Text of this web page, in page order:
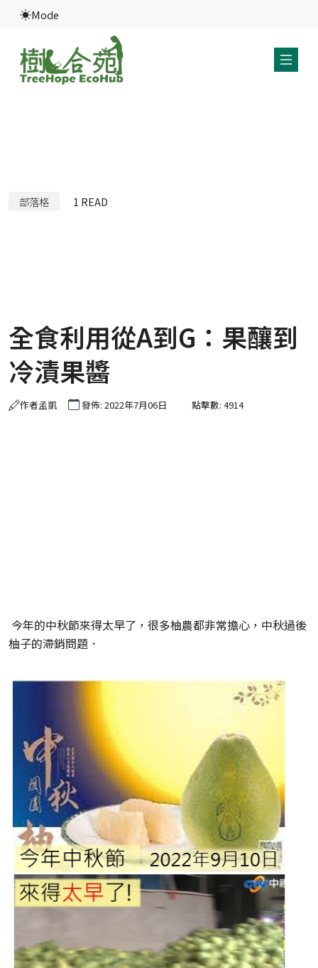
Mode
部落格 1 READ
全食利用從A到G：果釀到
冷漬果醬
作者孟凱 發佈: 2022年7月06日 點擊數: 4914
今年的中秋節來得太早了，很多柚農都非常擔心，中秋過後
柚子的滯銷問題．